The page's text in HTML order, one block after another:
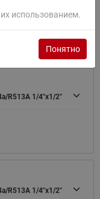
R513A 1/4"x1/2"
R513A 1/4"x1/2"
использованием.
Понятно